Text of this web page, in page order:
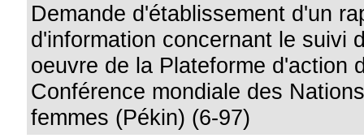
Demande d'établissement d'un
d'information concernant le suivi
oeuvre de la Plateforme d'action
Conférence mondiale des
femmes (Pékin) (6-97)